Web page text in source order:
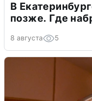
В
позже. Где
8 августа 5